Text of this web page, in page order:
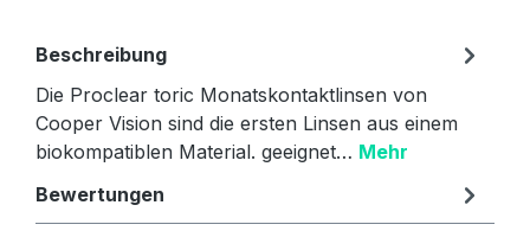
Beschreibung
Die Proclear toric Monatskontaktlinsen von
Cooper Vision sind die ersten Linsen aus einem
biokompatiblen Material. geeignet… Mehr
Bewertungen